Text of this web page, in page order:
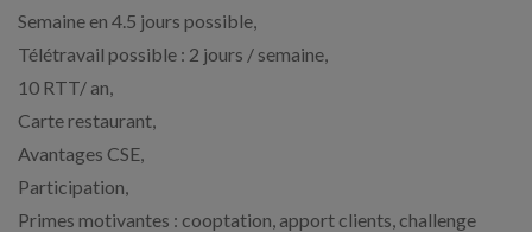
Semaine en 4.5 jours possible,
Télétravail possible : 2 jours / semaine,
10 RTT/ an,
Carte restaurant,
Avantages CSE,
Participation,
Primes motivantes : cooptation, apport clients, challenge